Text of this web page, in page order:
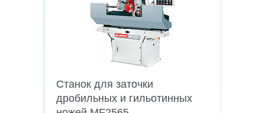
Станок для заточки
дробильных и гильотинных